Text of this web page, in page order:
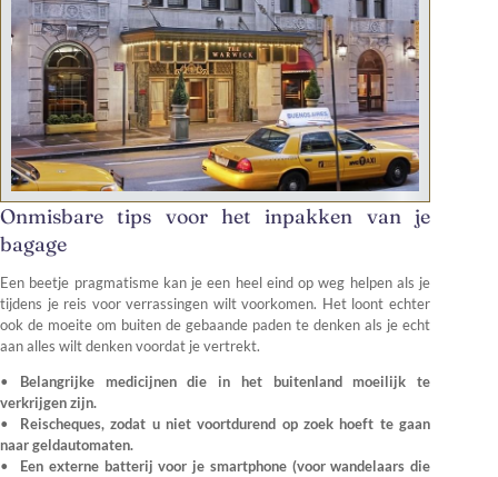
Onmisbare tips voor het inpakken van je
bagage
Een beetje pragmatisme kan je een heel eind op weg helpen als je
tijdens je reis voor verrassingen wilt voorkomen. Het loont echter
ook de moeite om buiten de gebaande paden te denken als je echt
aan alles wilt denken voordat je vertrekt.
Belangrijke medicijnen die in het buitenland moeilijk te
verkrijgen zijn.
Reischeques, zodat u niet voortdurend op zoek hoeft te gaan
naar geldautomaten.
Een externe batterij voor je smartphone (voor wandelaars die